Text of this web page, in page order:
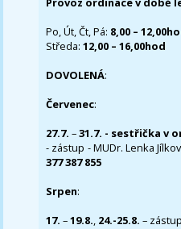
Po, Út, Čt, Pá: 8,00 –
Středa:12,00 – 16,00hod
DOVOLENÁ:
Červenec:
27.7.–31.7. - sestřička v
- zástup - MUDr. Lenka
377 387 855
Srpen:
17. –19.8., 24.-25.8. –